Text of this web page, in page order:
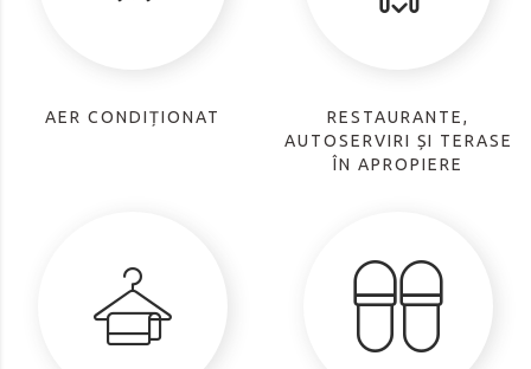
AER CONDIȚIONAT
RESTAURANTE,
AUTOSERVIRI ȘI TERASE
ÎN APROPIERE